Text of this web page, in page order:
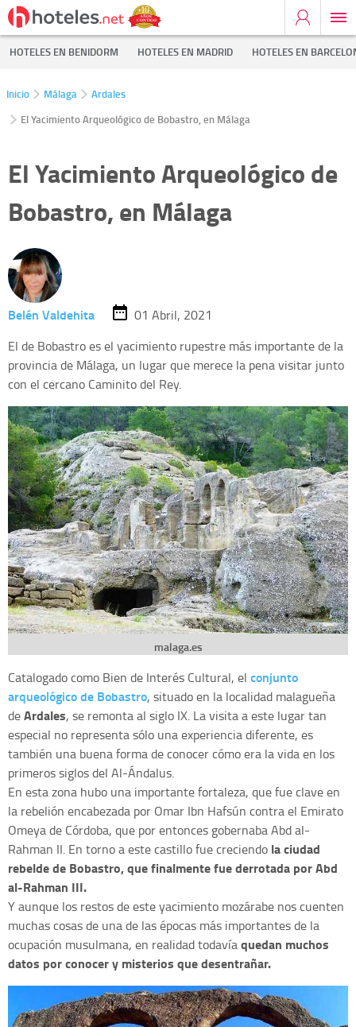
HOTELES EN BENIDORM HOTELES EN MADRID HOTELES EN
Inicio Málaga
Ardales
El Yacimiento Arqueológico de Bobastro, en Málaga
El Yacimiento Arqueológico de
Bobastro, en Málaga
Belén Valdehita
01 Abril, 2021
El de Bobastro es el yacimiento rupestre más importante de la
provincia de Málaga, un lugar que merece la pena visitar junto
con el cercano Caminito del Rey.
malaga.es
Catalogado como Bien de Interés Cultural, el conjunto
arqueológico de Bobastro, situado en la localidad malagueña
deArdales, se remonta al siglo IX. La visita a este lugar tan
especial no representa sólo una experiencia diferente, es
también una buena forma de conocer cómo era la vida en los
primeros siglos del Al-Ándalus.
En esta zona hubo una importante fortaleza, que fue clave en
la rebelión encabezada por Omar Ibn Hafsún contra el Emirato
Omeya de Córdoba, que por entonces gobernaba Abd al-
Rahman II. En torno a este castillo fue creciendo la ciudad
rebelde de Bobastro, que finalmente fue derrotada por Abd
al-Rahman III.
Y aunque los restos de este yacimiento mozárabe nos cuenten
muchas cosas de una de las épocas más importantes de la
ocupación musulmana, en realidad todavíaquedan muchos
datos por conocer y misterios que desentrañar.